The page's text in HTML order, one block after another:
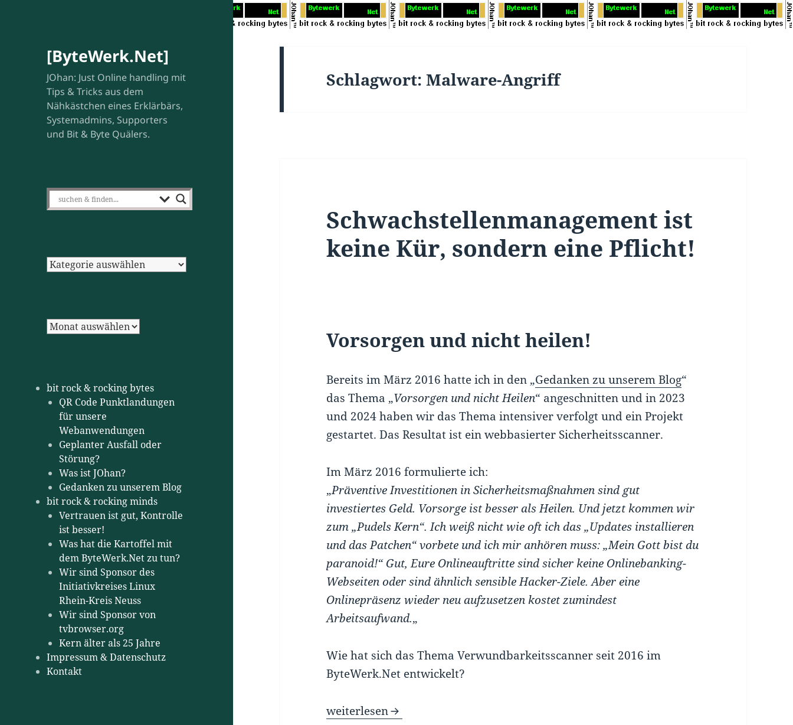
[ByteWerk.Net]
JOhan: Just Online handling mit
Tips & Tricks aus dem
Nähkästchen eines Erklärbärs,
Systemadmins, Supporters
und Bit & Byte Quälers.
Kategorien
Archiv
bit rock & rocking bytes
QR Code Punktlandungen
für unsere
Webanwendungen
Geplanter Ausfall oder
Störung?
Was ist JOhan?
Gedanken zu unserem Blog
bit rock & rocking minds
Vertrauen ist gut, Kontrolle
ist besser!
Was hat die Kartoffel mit
dem ByteWerk.Net zu tun?
Wir sind Sponsor des
Initiativkreises Linux
Rhein-Kreis Neuss
Wir sind Sponsor von
tvbrowser.org
Kern älter als 25 Jahre
Impressum & Datenschutz
Kontakt
Schlagwort:Malware-Angriff
Schwachstellenmanagement ist
keine Kür, sondern eine Pflicht!
Vorsorgen und nicht heilen!
Bereits im März 2016 hatte ich in den „Gedanken zu unserem Blog“
das Thema „Vorsorgen und nicht Heilen“ angeschnitten und in 2023
und 2024 haben wir das Thema intensiver verfolgt und ein Projekt
gestartet. Das Resultat ist ein webbasierter Sicherheitsscanner.
Im März 2016 formulierte ich:
„Präventive Investitionen in Sicherheitsmaßnahmen sind gut
investiertes Geld. Vorsorge ist besser als Heilen. Und jetzt kommen wir
zum „Pudels Kern“. Ich weiß nicht wie oft ich das „Updates installieren
und das Patchen“ vorbete und ich mir anhören muss: „Mein Gott bist du
paranoid!“ Gut, Eure Onlineauftritte sind sicher keine Onlinebanking-
Webseiten oder sind ähnlich sensible Hacker-Ziele. Aber eine
Onlinepräsenz wieder neu aufzusetzen kostet zumindest
Arbeitsaufwand.„
Wie hat sich das Thema Verwundbarkeitsscanner seit 2016 im
ByteWerk.Net entwickelt?
Schwachstellenmanagement ist keine Kür, sondern eine Pflicht!
weiterlesen